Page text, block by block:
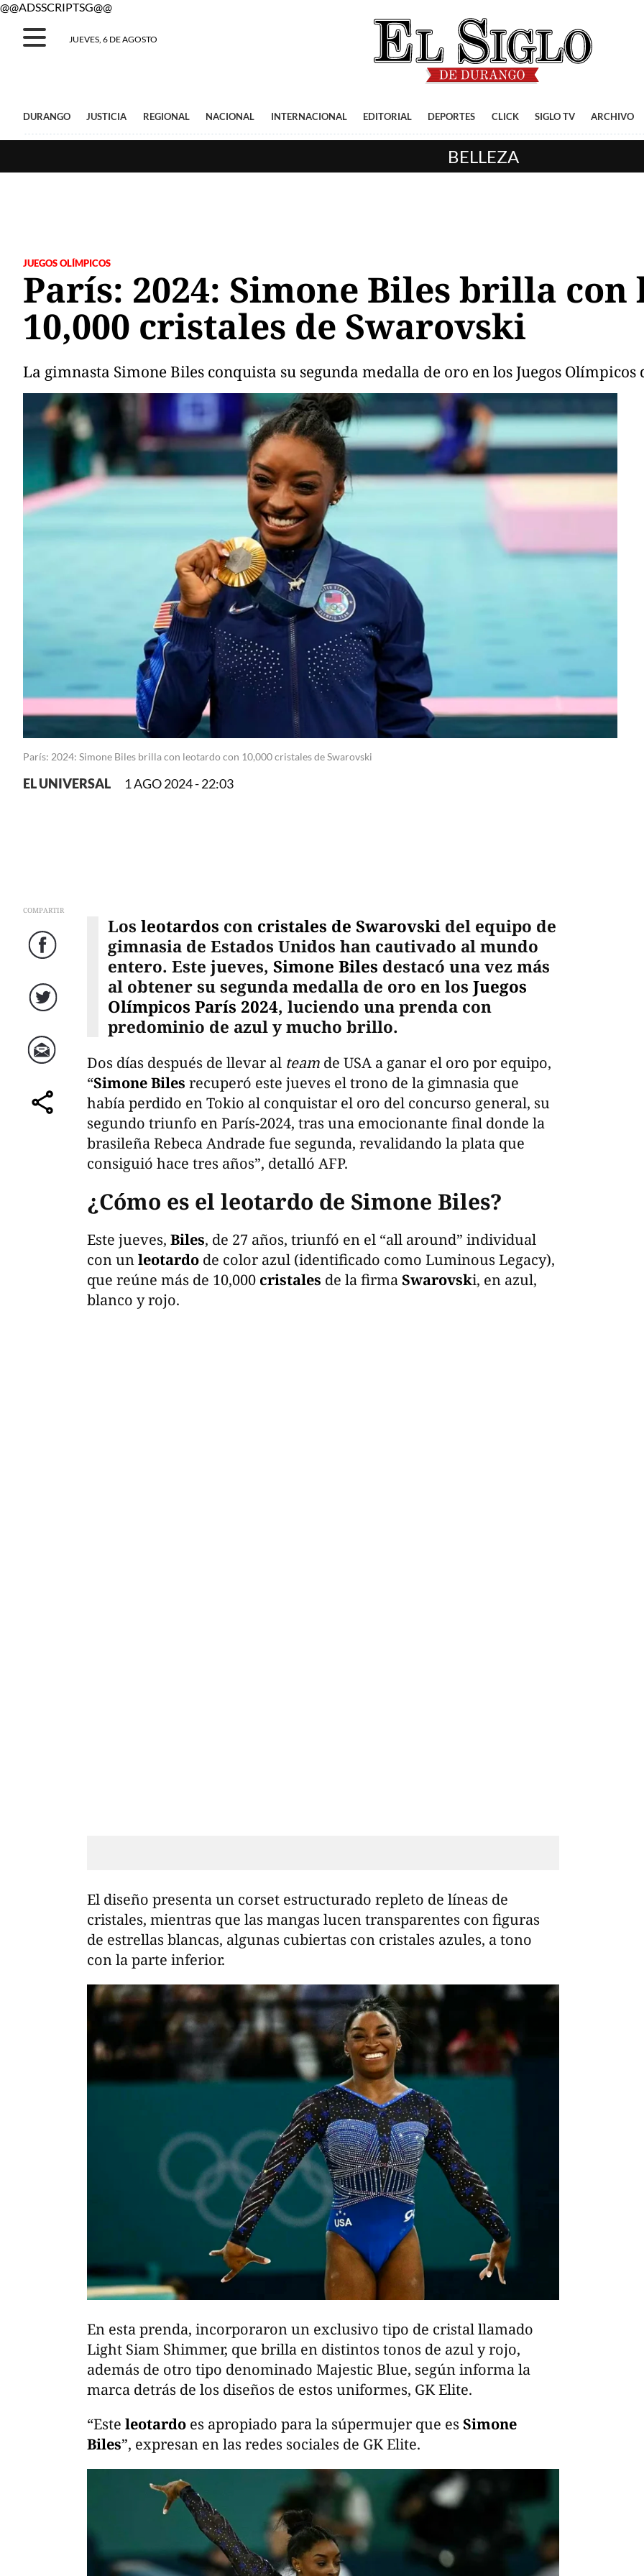
@@ADSSCRIPTSG@@
JUEVES, 6 DE AGOSTO
DURANGO JUSTICIA REGIONAL NACIONAL INTERNACIONAL EDITORIAL DEPORTES CLICK SIGLO TV ARCHIVO
BELLEZA
JUEGOS OLÍMPICOS
París: 2024: Simone Biles brilla
10,000 cristales de Swarovski
La gimnasta Simone Biles conquista su segunda medalla de oro en los Juegos Olímpicos
París: 2024: Simone Biles brilla con leotardo con 10,000 cristales de Swarovski
EL UNIVERSAL 1 AGO 2024 - 22:03
COMPARTIR
Facebook
Twitter
Correo
comparte
Los leotardos con cristales de Swarovskidel equipo de
gimnasia de Estados Unidos han cautivado al mundo
entero. Este jueves, Simone Biles destacó una vez más
al obtener su segunda medalla de oro en los Juegos
Olímpicos París 2024, luciendo una prenda con
predominio de azul y mucho brillo.
Dos días después de llevar al team de USA a ganar el oro por equipo,
“Simone Biles recuperó este jueves el trono de la gimnasia que
había perdido en Tokio al conquistar el oro del concurso general, su
segundo triunfo en París-2024, tras una emocionante final donde la
brasileña Rebeca Andrade fue segunda, revalidando la plata que
consiguió hace tres años”, detalló AFP.
¿Cómo es el leotardo de Simone Biles?
Este jueves, Biles, de 27 años, triunfó en el “all around” individual
con unleotardo de color azul (identificado como Luminous Legacy),
que reúne más de 10,000 cristales de la firmaSwarovski, en azul,
blanco y rojo.
El diseño presenta un corset estructurado repleto de líneas de
cristales, mientras que las mangas lucen transparentes con figuras
de estrellas blancas, algunas cubiertas con cristales azules, a tono
con la parte inferior.
En esta prenda, incorporaron un exclusivo tipo de cristal llamado
Light Siam Shimmer, que brilla en distintos tonos de azul y rojo,
además de otro tipo denominado Majestic Blue, según informa la
marca detrás de los diseños de estos uniformes, GK Elite.
“Este leotardo es apropiado para la súpermujer que es Simone
Biles”, expresan en las redes sociales de GK Elite.